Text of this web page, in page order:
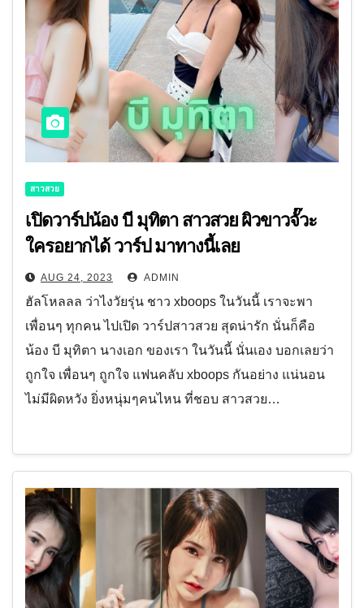
สาวสวย
เปิดวาร์ปน้อง บี มุทิตา สาวสวย ผิวขาวจั๊วะ
ใครอยากได้ วาร์ป มาทางนี้เลย
AUG 24, 2023 ADMIN
ฮัลโหลลล ว่าไงวัยรุ่น ชาว xboops ในวันนี้ เราจะพา
เพื่อนๆ ทุกคน ไปเปิด วาร์ปสาวสวย สุดน่ารัก นั่นก็คือ
น้อง บี มุทิตา นางเอก ของเรา ในวันนี้ นั่นเอง บอกเลยว่า
ถูกใจ เพื่อนๆ ถูกใจ แฟนคลับ xboops กันอย่าง แน่นอน
ไม่มีผิดหวัง ยิ่งหนุ่มๆคนไหน ที่ชอบ สาวสวย…